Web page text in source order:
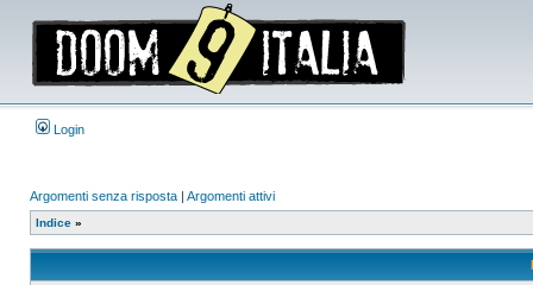
Login
Argomenti senza risposta | Argomenti attivi
Indice »